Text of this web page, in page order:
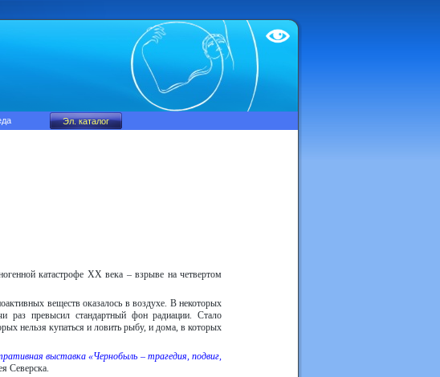
Test
катастрофе ХХ века – взрыве на четвертом
веществ оказалось в воздухе. В некоторых
раз превысил стандартный фон радиации. Стало
нельзя купаться и ловить рыбу, и дома, в которых
выставка «Чернобыль – трагедия, подвиг,
Северска.